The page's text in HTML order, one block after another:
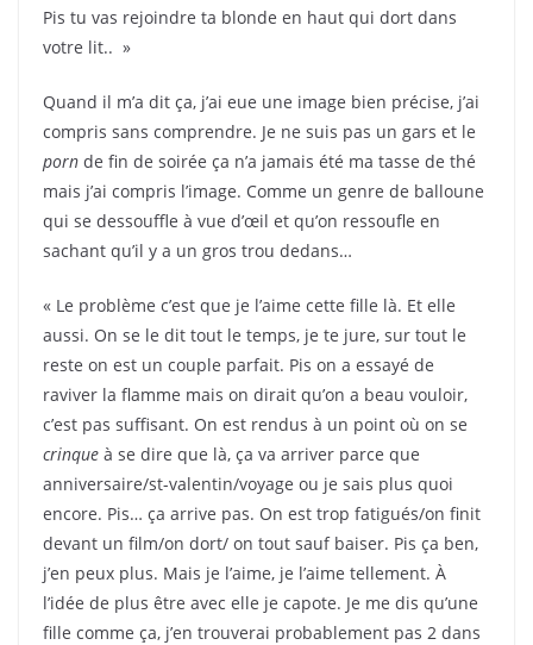
Pis tu vas rejoindre ta blonde en haut qui dort dans
votre lit.. »
Quand il m’a dit ça, j’ai eue une image bien précise, j’ai
compris sans comprendre. Je ne suis pas un gars et le
porn de fin de soirée ça n’a jamais été ma tasse de thé
mais j’ai compris l’image. Comme un genre de balloune
qui se dessouffle à vue d’œil et qu’on ressoufle en
sachant qu’il y a un gros trou dedans…
« Le problème c’est que je l’aime cette fille là. Et elle
aussi. On se le dit tout le temps, je te jure, sur tout le
reste on est un couple parfait. Pis on a essayé de
raviver la flamme mais on dirait qu’on a beau vouloir,
c’est pas suffisant. On est rendus à un point où on se
crinque à se dire que là, ça va arriver parce que
anniversaire/st-valentin/voyage ou je sais plus quoi
encore. Pis… ça arrive pas. On est trop fatigués/on finit
devant un film/on dort/ on tout sauf baiser. Pis ça ben,
j’en peux plus. Mais je l’aime, je l’aime tellement. À
l’idée de plus être avec elle je capote. Je me dis qu’une
fille comme ça, j’en trouverai probablement pas 2 dans